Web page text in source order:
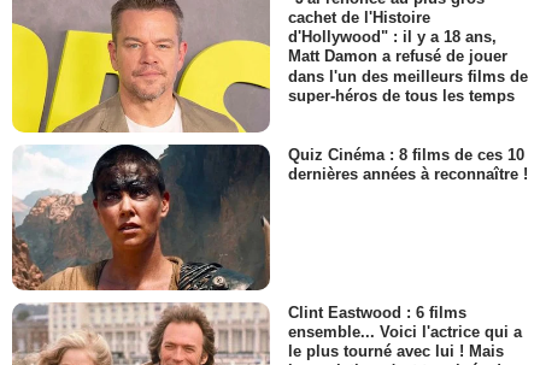
cachet de l'Histoire
d'Hollywood" : il y a 18 ans,
Matt Damon a refusé de jouer
dans l'un des meilleurs films de
super-héros de tous les temps
Quiz Cinéma : 8 films de ces 10
dernières années à reconnaître !
Clint Eastwood : 6 films
ensemble... Voici l'actrice qui a
le plus tourné avec lui ! Mais